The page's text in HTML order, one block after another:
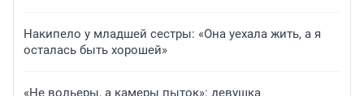
Накипело у младшей сестры: «Она уехала жить, а я
осталась быть хорошей»
«Не вольеры, а камеры пыток»: девушка